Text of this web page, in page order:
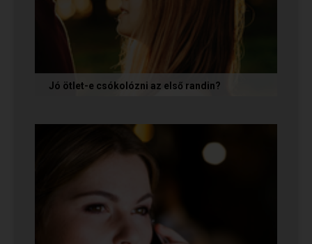
Jó ötlet-e csókolózni az első randin?
az azt jelenti, hogy nem...